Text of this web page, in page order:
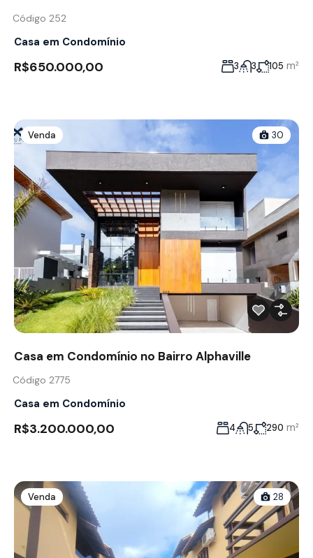
Código 252
Casa em Condomínio
R$650.000,00 3 3 105 m²
Venda 30
Casa em Condomínio no Bairro Alphaville
Código 2775
Casa em Condomínio
R$3.200.000,00 4 5 290 m²
Venda 28